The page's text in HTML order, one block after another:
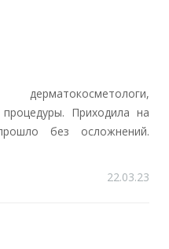
Приходила на
без осложнений.
22.03.23